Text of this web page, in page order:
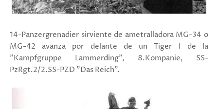
14-Panzergrenadier sirviente de ametralladora MG-34 o
MG-42 avanza por delante de un Tiger I de la
"Kampfgruppe Lammerding", 8.Kompanie, SS-
PzRgt.2/2.SS-PZD "Das Reich".